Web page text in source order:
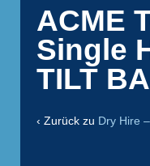
ACME
Single
TILT
‹ Zurück zu Dry Hire